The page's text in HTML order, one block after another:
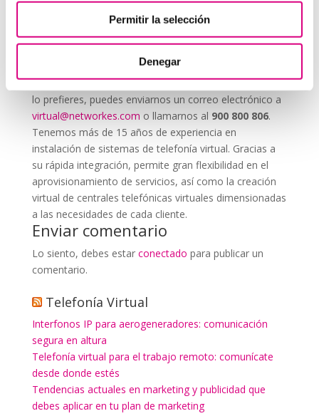
Permitir la selección
Denegar
System Network, tu operadora de telefonía
virtual en España
Telefonía Virtual Network
que nos permitas estudiar tu caso particular. Aunque si
lo prefieres, puedes enviarnos un correo electrónico a
virtual@networkes.com o llamarnos al 900 800 806.
Tenemos más de 15 años de experiencia en
instalación de sistemas de telefonía virtual. Gracias a
su rápida integración, permite gran flexibilidad en el
aprovisionamiento de servicios, así como la creación
virtual de centrales telefónicas virtuales dimensionadas
a las necesidades de cada cliente.
Enviar comentario
Lo siento, debes estar conectado para publicar un
comentario.
Telefonía Virtual
Interfonos IP para aerogeneradores: comunicación
segura en altura
Telefonía virtual para el trabajo remoto: comunícate
desde donde estés
Tendencias actuales en marketing y publicidad que
debes aplicar en tu plan de marketing